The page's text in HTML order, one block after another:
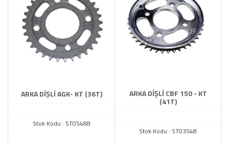
ARKA DİŞLİ AGK- KT (36T)
Stok Kodu : ST05488
ARKA DİŞLİ CBF 150 - KT
(41T)
Stok Kodu : ST03548